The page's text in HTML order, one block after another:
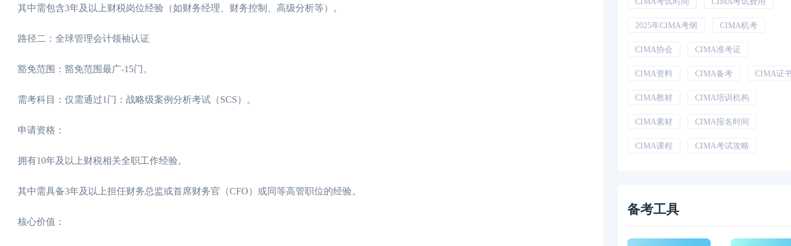
其中需包含3年及以上财税岗位经验（如财务经理、财务控制、高级分析等）。
路径二：全球管理会计领袖认证
豁免范围：豁免范围最广-15门。
需考科目：仅需通过1门：战略级案例分析考试（SCS）。
申请资格：
拥有10年及以上财税相关全职工作经验。
其中需具备3年及以上担任财务总监或首席财务官（CFO）或同等高管职位的经验。
核心价值：
2025年CIMA考纲 CIMA机考
CIMA协会 CIMA准考证
CIMA资料 CIMA备考 CIMA证
CIMA教材 CIMA培训机构
CIMA素材 CIMA报名时间
CIMA课程 CIMA考试攻略
备考工具